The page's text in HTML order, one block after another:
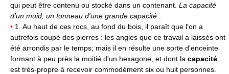
qui peut être contenu ou stocké dans un contenant. La capacité
d'un muid; un tonneau d'une grande capacité :
• 1. Au haut de ces rocs, au fond du bois, il paraît que l'on a
autrefois coupé des pierres : les angles que ce travail a laissés ont
été arrondis par le temps; mais il en résulte une sorte d'enceinte
formant à peu près la moitié d'un hexagone, et dont la capacité
est très-propre à recevoir commodément six ou huit personnes.